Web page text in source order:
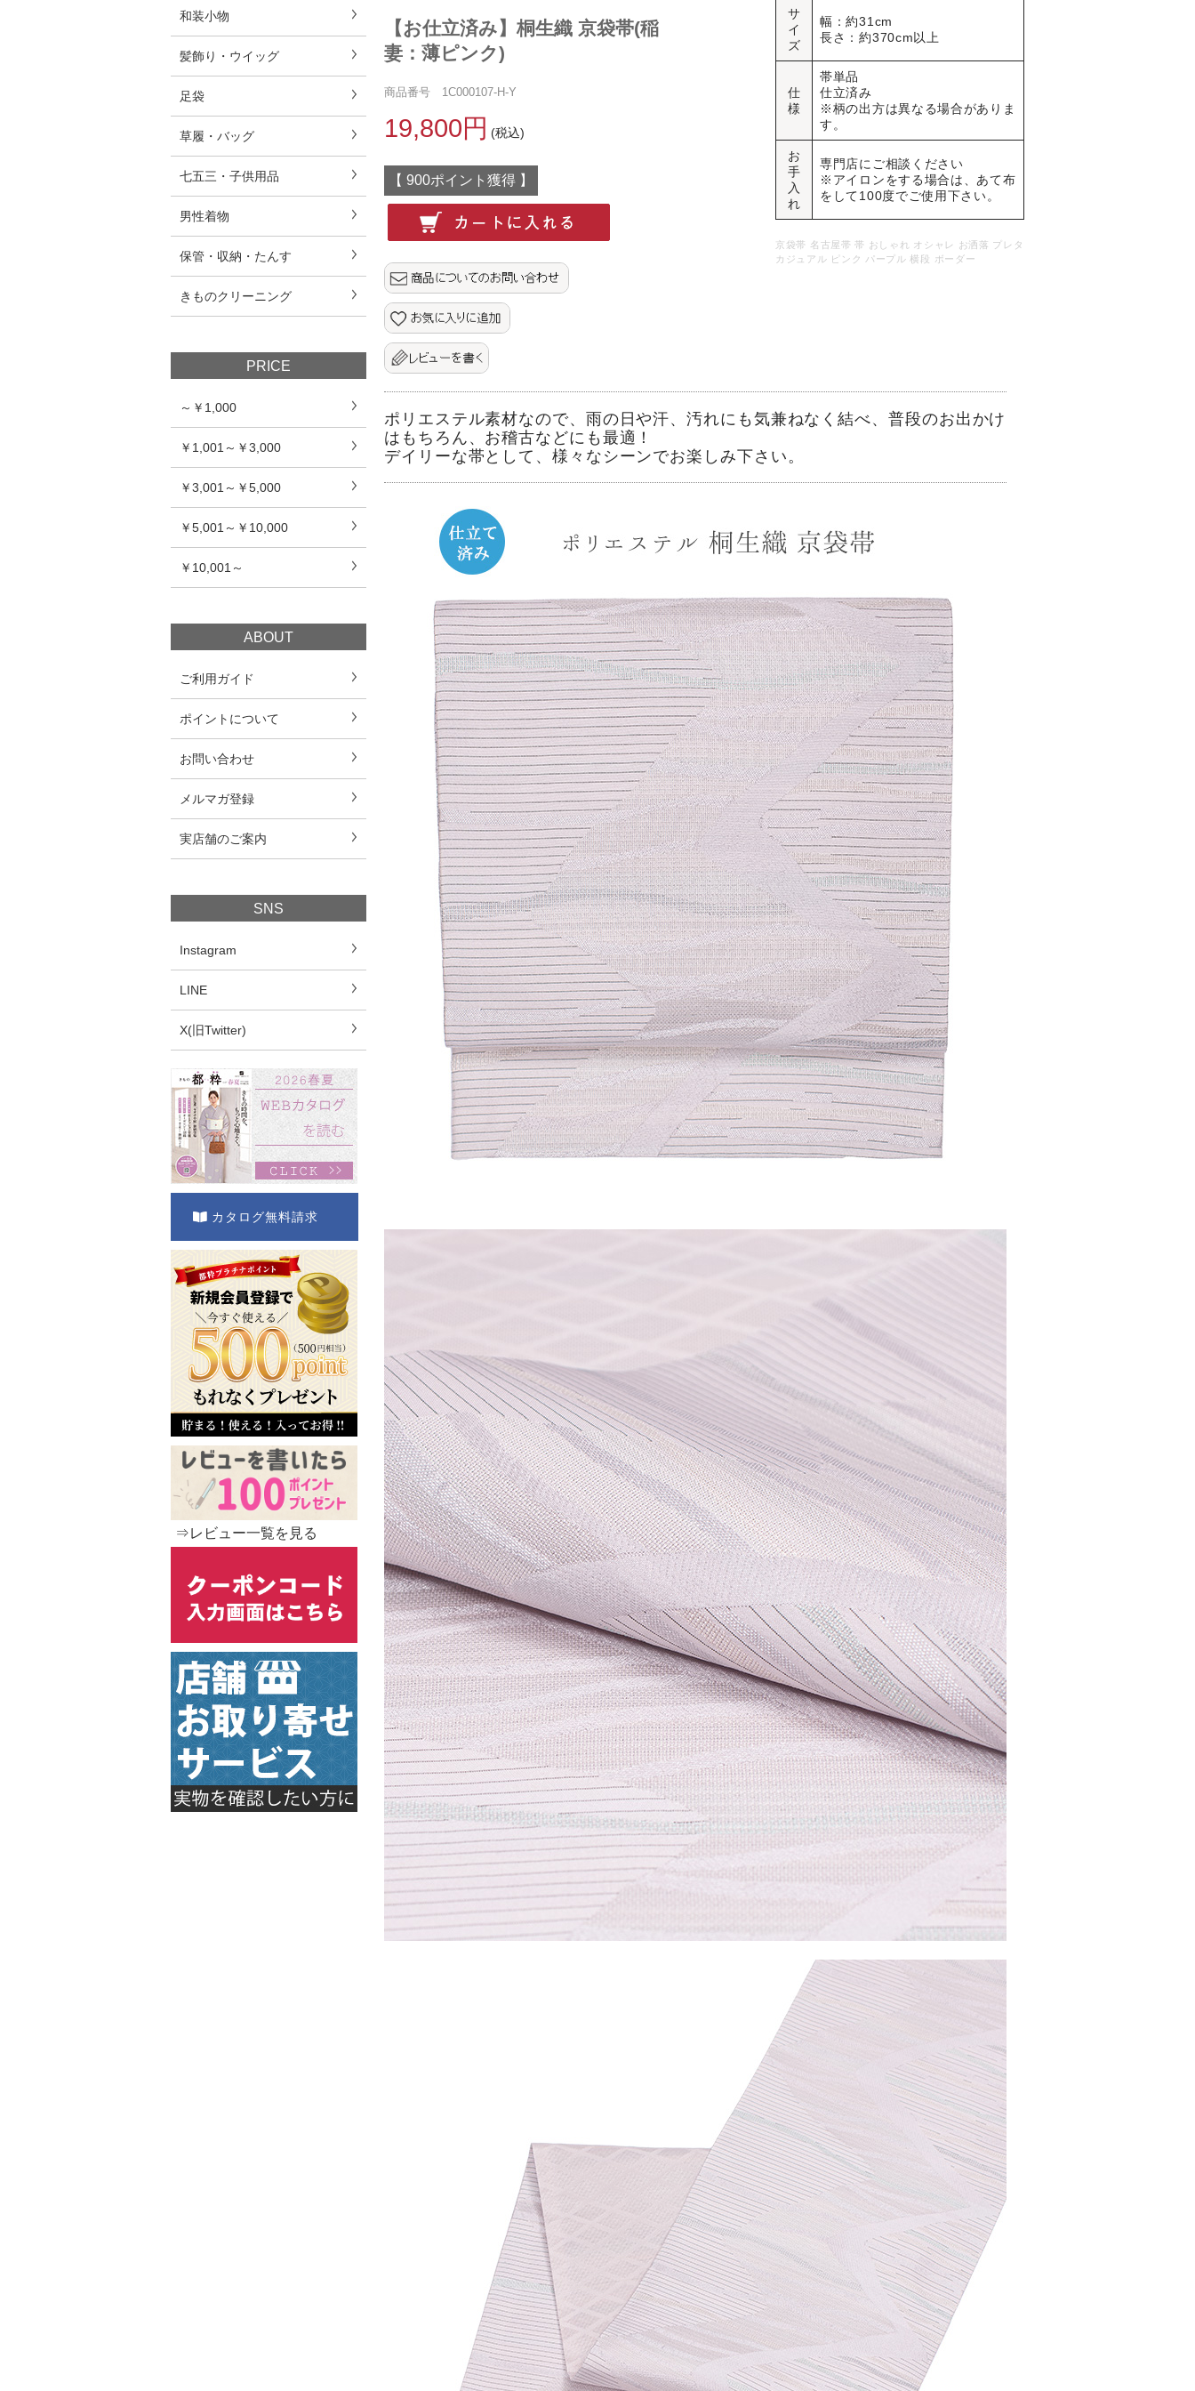
和装小物
髪飾り・ウイッグ
足袋
草履・バッグ
七五三・子供用品
男性着物
保管・収納・たんす
きものクリーニング
PRICE
～￥1,000
￥1,001～￥3,000
￥3,001～￥5,000
￥5,001～￥10,000
￥10,001～
ABOUT
ご利用ガイド
ポイントについて
お問い合わせ
メルマガ登録
実店舗のご案内
SNS
Instagram
LINE
X(旧Twitter)
カタログ無料請求
⇒レビュー一覧を見る
サ
イ
ズ
幅：約31cm
長さ：約370cm以上
仕
様
帯単品
仕立済み
※柄の出方は異なる場合がありま
す。
お
手
入
れ
専門店にご相談ください
※アイロンをする場合は、あて布
をして100度でご使用下さい。
京袋帯 名古屋帯 帯 おしゃれ オシャレ お洒落 プレタ
カジュアル ピンク パープル 横段 ボーダー
【お仕立済み】桐生織 京袋帯(稲
妻：薄ピンク)
商品番号 1C000107-H-Y
19,800円 (税込)
【 900ポイント獲得 】
ポリエステル素材なので、雨の日や汗、汚れにも気兼ねなく結べ、普段のお出かけ
はもちろん、お稽古などにも最適！
デイリーな帯として、様々なシーンでお楽しみ下さい。